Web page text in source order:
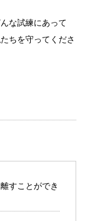
な試練にあって
ちを守ってくださ
すことができ